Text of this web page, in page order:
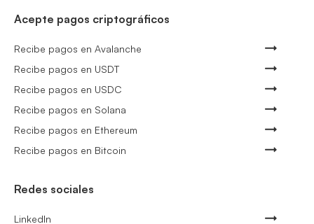
Acepte pagos criptográficos
Recibe pagos en Avalanche
Recibe pagos en USDT
Recibe pagos en USDC
Recibe pagos en Solana
Recibe pagos en Ethereum
Recibe pagos en Bitcoin
Redes sociales
LinkedIn